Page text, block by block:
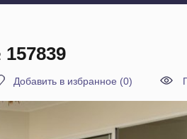
Добавить в избранное (0)